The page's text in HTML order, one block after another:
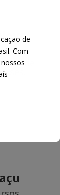
de
de
Com